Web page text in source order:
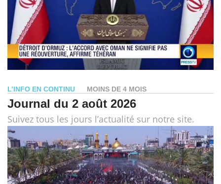
L’INFO EN CONTINU MOINS DE 4 MOIS
Journal du 2 août 2026
Suivez tous les jours l’actualité sur notre site.